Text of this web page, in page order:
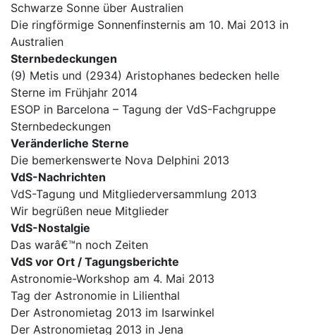
Schwarze Sonne über Australien
Die ringförmige Sonnenfinsternis am 10. Mai 2013 in
Australien
Sternbedeckungen
(9) Metis und (2934) Aristophanes bedecken helle
Sterne im Frühjahr 2014
ESOP in Barcelona – Tagung der VdS-Fachgruppe
Sternbedeckungen
Veränderliche Sterne
Die bemerkenswerte Nova Delphini 2013
VdS-Nachrichten
VdS-Tagung und Mitgliederversammlung 2013
Wir begrüßen neue Mitglieder
VdS-Nostalgie
Das warâ€™n noch Zeiten
VdS vor Ort / Tagungsberichte
Astronomie-Workshop am 4. Mai 2013
Tag der Astronomie in Lilienthal
Der Astronomietag 2013 im Isarwinkel
Der Astronomietag 2013 in Jena